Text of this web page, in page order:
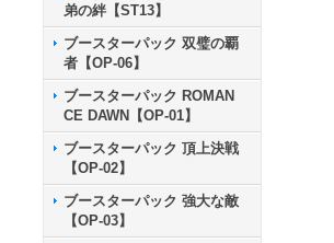
弟の絆【ST13】
ブースターパック 双璧の覇
者【OP-06】
ブースターパック ROMAN
CE DAWN【OP-01】
ブースターパック 頂上決戦
【OP-02】
ブースターパック 強大な敵
【OP-03】